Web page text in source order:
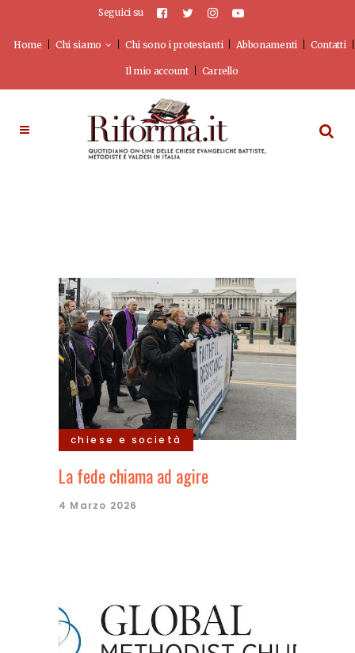
Seguici su
Home Chi siamo Chi sono i protestanti Abbonamenti Contatti
Il mio account Carrello
chiese e società
La fede chiama ad agire
4 Marzo 2026